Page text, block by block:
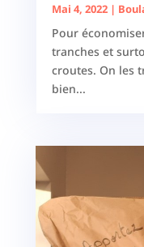
Mai 4, 2022|
Pour
tranches et
croutes. On les
bien...